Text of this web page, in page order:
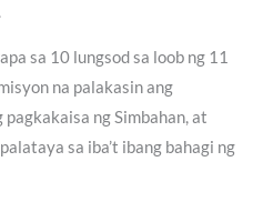
sa 10 lungsod sa loob ng 11
na palakasin ang
ng Simbahan, at
sa iba’t ibang bahagi ng